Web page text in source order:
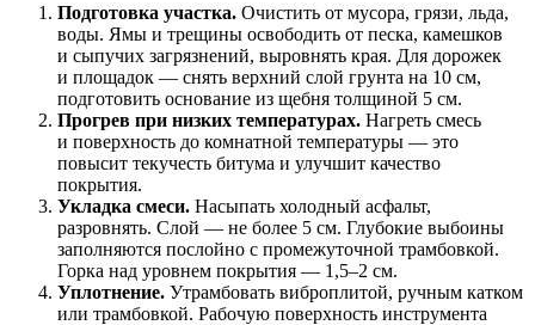
Подготовка участка. Очистить от мусора, грязи, льда,
воды. Ямы и трещины освободить от песка, камешков
и сыпучих загрязнений, выровнять края. Для дорожек
и площадок — снять верхний слой грунта на 10 см,
подготовить основание из щебня толщиной 5 см.
Прогрев при низких температурах. Нагреть смесь
и поверхность до комнатной температуры — это
повысит текучесть битума и улучшит качество
покрытия.
Укладка смеси. Насыпать холодный асфальт,
разровнять. Слой — не более 5 см. Глубокие выбоины
заполняются послойно с промежуточной трамбовкой.
Горка над уровнем покрытия — 1,5–2 см.
Уплотнение. Утрамбовать виброплитой, ручным катком
или трамбовкой. Рабочую поверхность инструмента